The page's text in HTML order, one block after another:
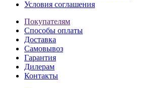
Условия соглашения
Покупателям
Способы оплаты
Доставка
Самовывоз
Гарантия
Дилерам
Контакты